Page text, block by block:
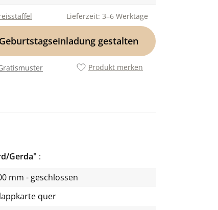
Lieferzeit: 3–6 Werktage
Geburtstagseinladung gestalten
Produkt merken
Gerda"
mm - geschlossen
quer